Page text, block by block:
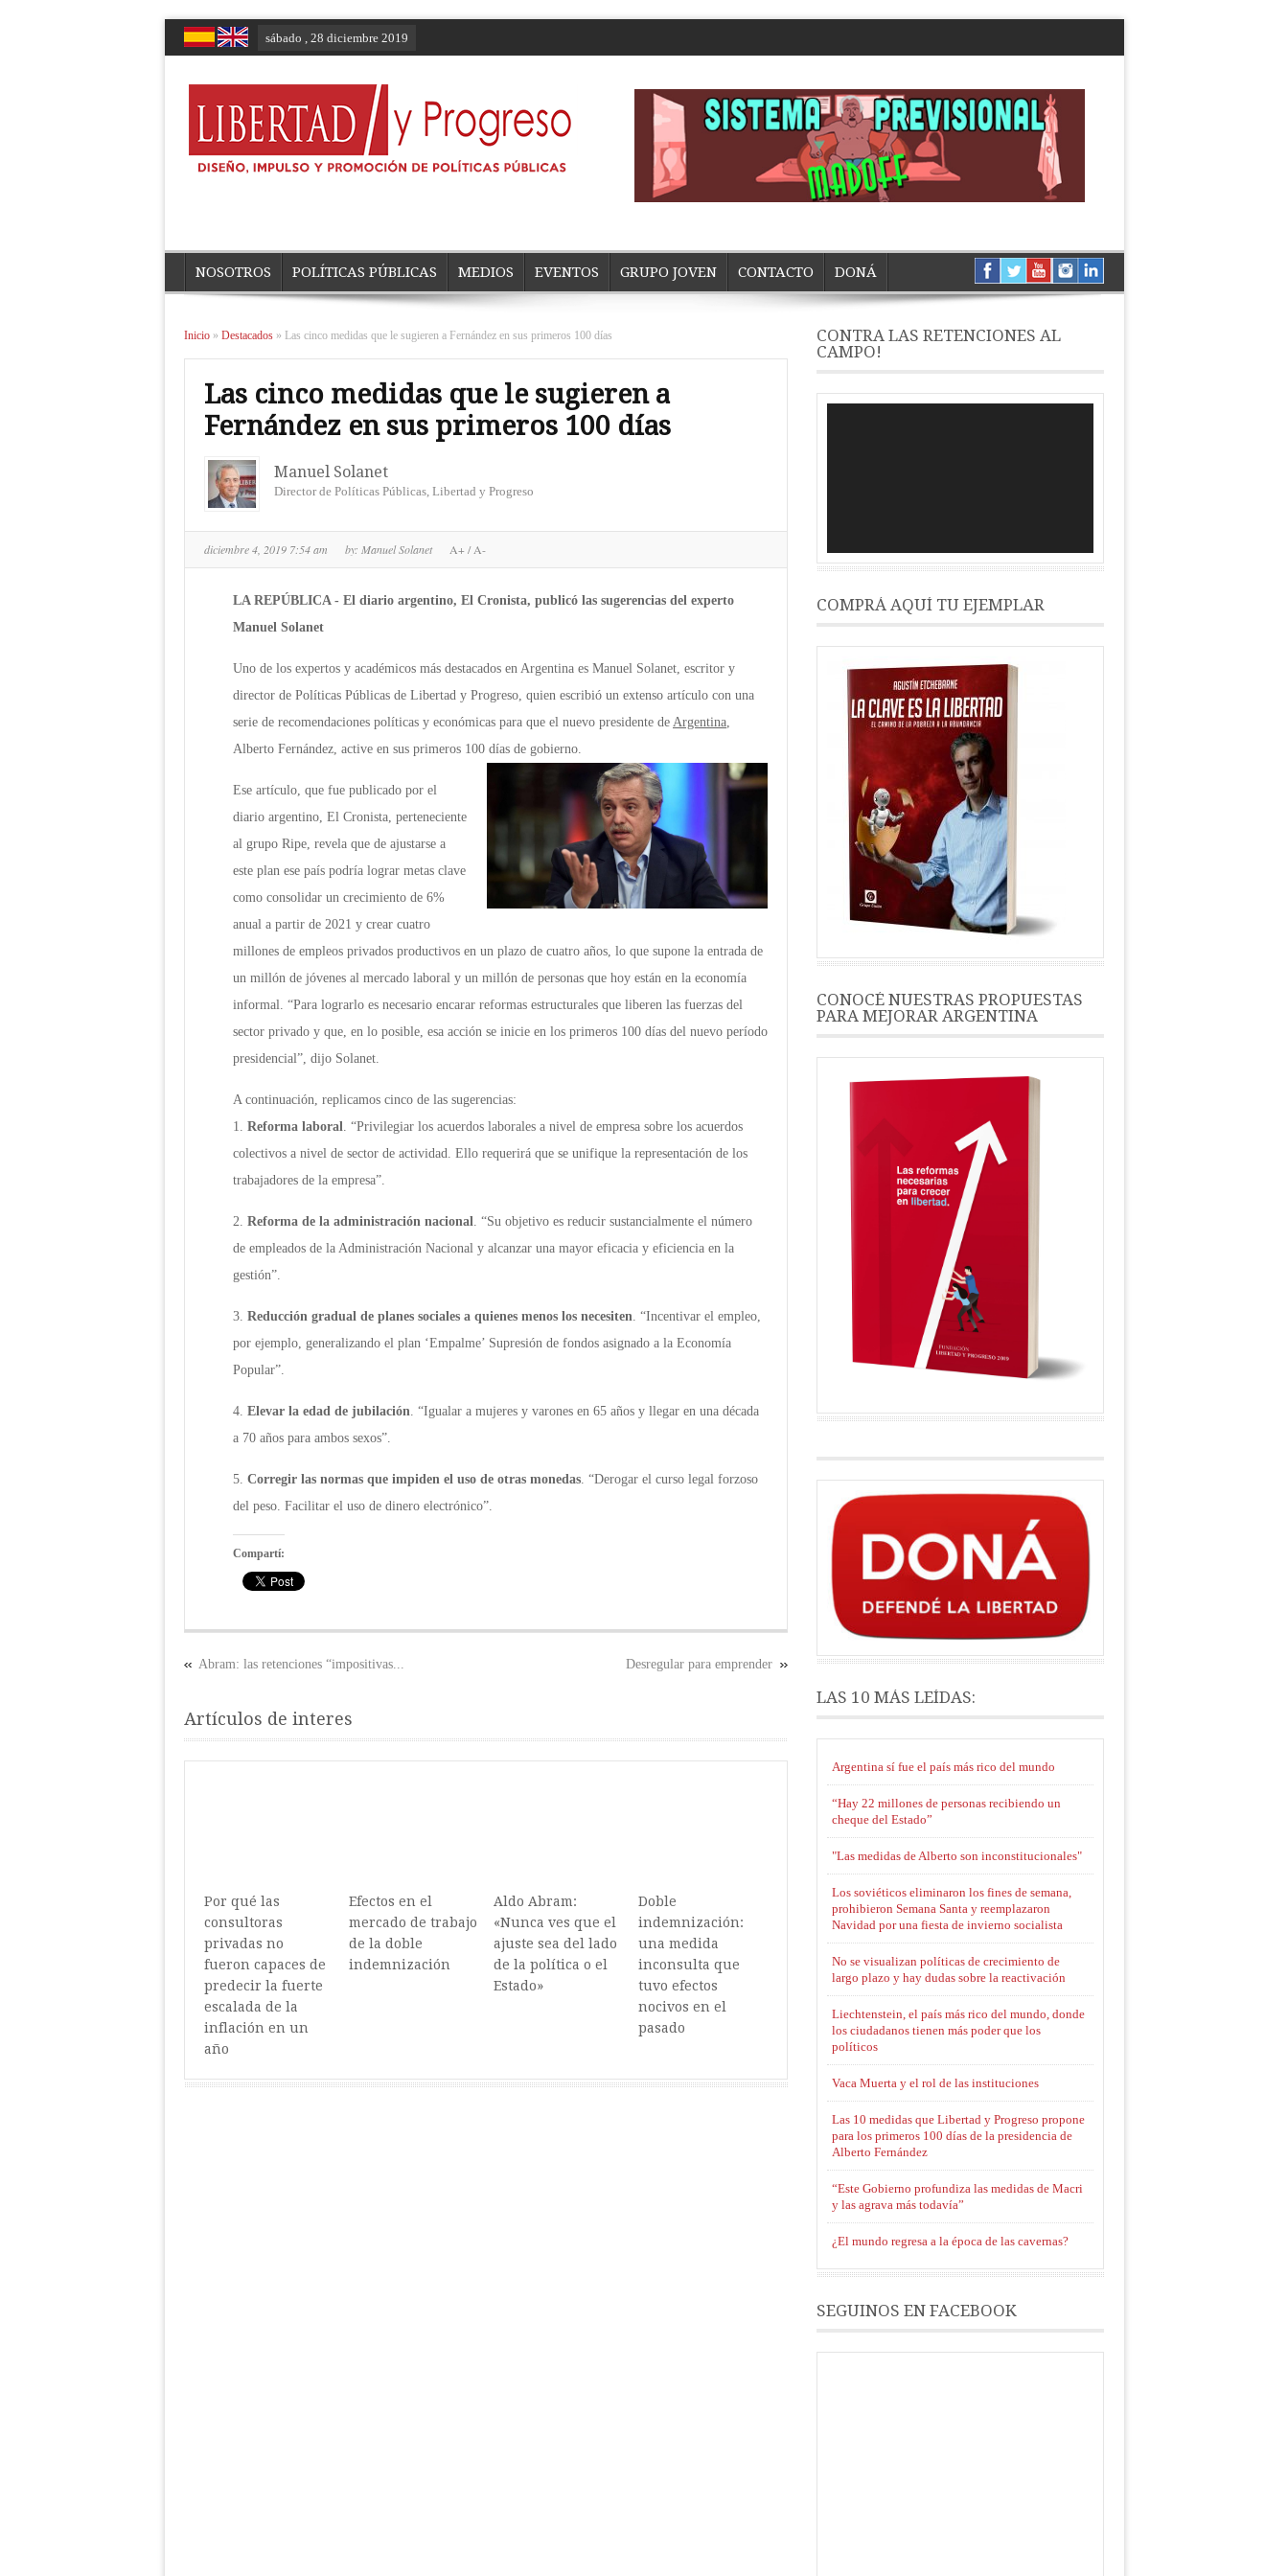
sábado , 28 diciembre 2019
NOSOTROS POLÍTICAS PÚBLICAS MEDIOS EVENTOS GRUPO JOVEN CONTACTO DONÁ
Inicio » Destacados » Las cinco medidas que le sugieren a Fernández en sus primeros 100 días
Las cinco medidas que le sugieren a
Fernández en sus primeros 100 días
Manuel Solanet
Director de Políticas Públicas, Libertad y Progreso
diciembre 4, 2019 7:54 am by: Manuel Solanet A+/A-
LA REPÚBLICA - El diario argentino, El Cronista, publicó las sugerencias del experto
Manuel Solanet
Uno de los expertos y académicos más destacados en Argentina es Manuel Solanet, escritor y
director de Políticas Públicas de Libertad y Progreso, quien escribió un extenso artículo con una
serie de recomendaciones políticas y económicas para que el nuevo presidente de Argentina,
Alberto Fernández, active en sus primeros 100 días de gobierno.
Ese artículo, que fue publicado por el
diario argentino, El Cronista, perteneciente
al grupo Ripe, revela que de ajustarse a
este plan ese país podría lograr metas clave
como consolidar un crecimiento de 6%
anual a partir de 2021 y crear cuatro
millones de empleos privados productivos en un plazo de cuatro años, lo que supone la entrada de
un millón de jóvenes al mercado laboral y un millón de personas que hoy están en la economía
informal. “Para lograrlo es necesario encarar reformas estructurales que liberen las fuerzas del
sector privado y que, en lo posible, esa acción se inicie en los primeros 100 días del nuevo período
presidencial”, dijo Solanet.
A continuación, replicamos cinco de las sugerencias:
1. Reforma laboral. “Privilegiar los acuerdos laborales a nivel de empresa sobre los acuerdos
colectivos a nivel de sector de actividad. Ello requerirá que se unifique la representación de los
trabajadores de la empresa”.
2. Reforma de la administración nacional. “Su objetivo es reducir sustancialmente el número
de empleados de la Administración Nacional y alcanzar una mayor eficacia y eficiencia en la
gestión”.
3. Reducción gradual de planes sociales a quienes menos los necesiten. “Incentivar el empleo,
por ejemplo, generalizando el plan ‘Empalme’ Supresión de fondos asignado a la Economía
Popular”.
4. Elevar la edad de jubilación. “Igualar a mujeres y varones en 65 años y llegar en una década
a 70 años para ambos sexos”.
5. Corregir las normas que impiden el uso de otras monedas. “Derogar el curso legal forzoso
del peso. Facilitar el uso de dinero electrónico”.
Compartí:
Desregular para emprender
Abram: las retenciones “impositivas...
Artículos de interes
Por qué las
consultoras
privadas no
fueron capaces de
predecir la fuerte
escalada de la
inflación en un
año
Efectos en el
mercado de trabajo
de la doble
indemnización
Aldo Abram:
«Nunca ves que el
ajuste sea del lado
de la política o el
Estado»
Doble
indemnización:
una medida
inconsulta que
tuvo efectos
nocivos en el
pasado
CONTRA LAS RETENCIONES AL
CAMPO!
COMPRÁ AQUÍ TU EJEMPLAR
CONOCÉ NUESTRAS PROPUESTAS
PARA MEJORAR ARGENTINA
LAS 10 MÁS LEÍDAS:
Argentina sí fue el país más rico del mundo
“Hay 22 millones de personas recibiendo un
cheque del Estado”
"Las medidas de Alberto son inconstitucionales"
Los soviéticos eliminaron los fines de semana,
prohibieron Semana Santa y reemplazaron
Navidad por una fiesta de invierno socialista
No se visualizan políticas de crecimiento de
largo plazo y hay dudas sobre la reactivación
Liechtenstein, el país más rico del mundo, donde
los ciudadanos tienen más poder que los
políticos
Vaca Muerta y el rol de las instituciones
Las 10 medidas que Libertad y Progreso propone
para los primeros 100 días de la presidencia de
Alberto Fernández
“Este Gobierno profundiza las medidas de Macri
y las agrava más todavía”
¿El mundo regresa a la época de las cavernas?
SEGUINOS EN FACEBOOK